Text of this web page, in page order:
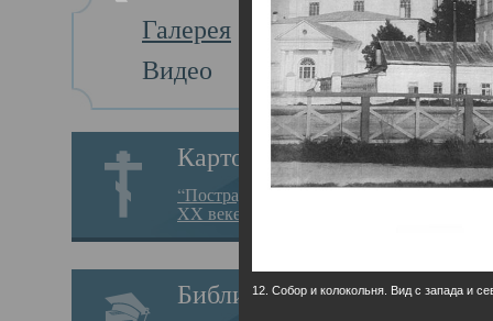
Галерея
Видео
Картотека
“Пострадавшие за веру в
XX веке на Севере”
Библиотека
Главная
12. Собор и колокольня. Вид с запада и